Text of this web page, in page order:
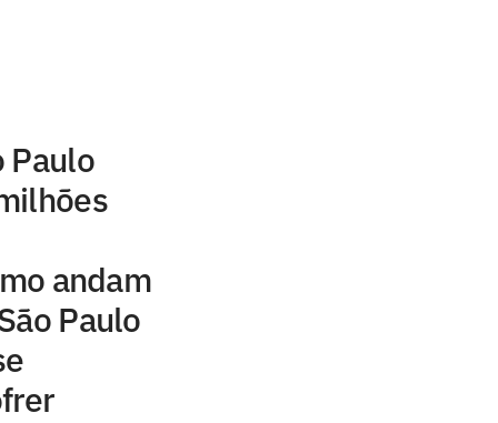
Paulo
andam
Paulo